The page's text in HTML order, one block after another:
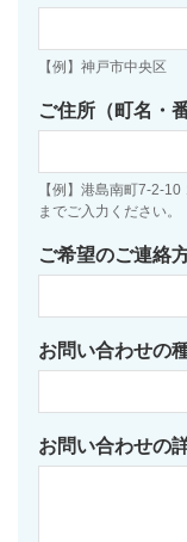
【例】神戸市中央区
ご住所（町名・
【例】港島南町7-2-
までご入力ください。
ご希望のご連絡
お問い合わせの
お問い合わせの